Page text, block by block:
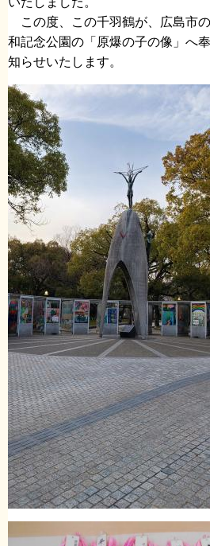
この度、この千羽鶴が、広島市
和記念公園の「原爆の子の像」へ
知らせいたします。